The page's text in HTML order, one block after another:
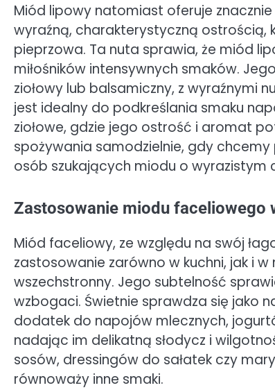
Miód lipowy natomiast oferuje
wyraźną, charakterystyczną
pieprzowa. Ta nuta sprawia, że miód
miłośników intensywnych smaków.
ziołowy lub balsamiczny, z wyraźnymi
jest idealny do podkreślania smaku
ziołowe, gdzie jego ostrość i aromat
spożywania samodzielnie, gdy
osób szukających miodu o
Zastosowanie miodu faceliowego
Miód faceliowy, ze względu na swój
zastosowanie zarówno w kuchni, jak i
wszechstronny. Jego subtelność
wzbogaci. Świetnie sprawdza się jako
dodatek do napojów mlecznych,
nadając im delikatną słodycz i
sosów, dressingów do sałatek czy
równoważy inne smaki.